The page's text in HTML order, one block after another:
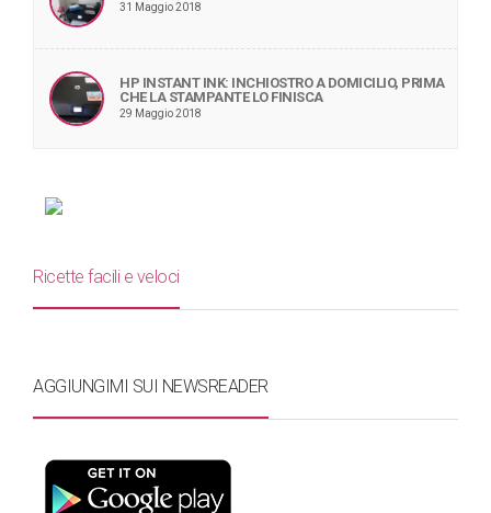
31 Maggio 2018
HP INSTANT INK: INCHIOSTRO A DOMICILIO, PRIMA
CHE LA STAMPANTE LO FINISCA
29 Maggio 2018
Ricette facili e veloci
AGGIUNGIMI SUI NEWSREADER